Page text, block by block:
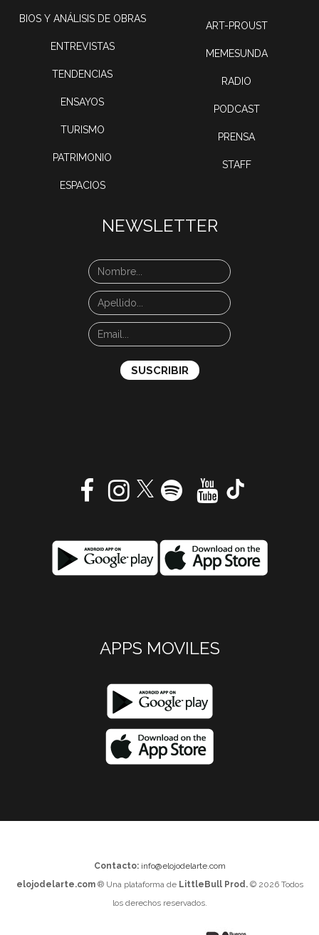
BIOS Y ANÁLISIS DE OBRAS
ENTREVISTAS
TENDENCIAS
ENSAYOS
TURISMO
PATRIMONIO
ESPACIOS
ART-PROUST
MEMESUNDA
RADIO
PODCAST
PRENSA
STAFF
NEWSLETTER
APPS MOVILES
Contacto: info@elojodelarte.com
elojodelarte.com® Una plataforma de LittleBull Prod.© 2026 Todos
los derechos reservados.